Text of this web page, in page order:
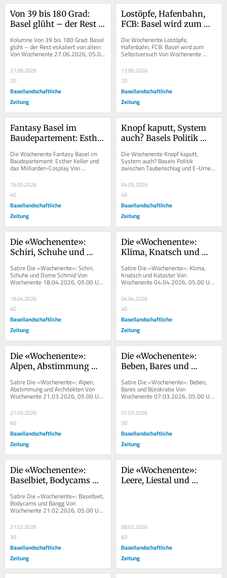
Von 39 bis 180 Grad:
Basel glüht – der Rest
Kolumne Von 39 bis 180 Grad: Basel
glüht – der Rest eskaliert von allein
Von Wochenente 27.06.2026, 05.00
27.06.2026
20
Basellandschaftliche
Zeitung
Lostöpfe, Hafenbahn,
FCB: Basel wird zum
Die Wochenente Lostöpfe,
Hafenbahn, FCB: Basel wird zum
Selbstversuch Von Wochenente
Wochenente...
13.06.2026
20
Basellandschaftliche
Zeitung
Fantasy Basel im
Baudepartement: Esther
Milliarden-Cosplay
Die Wochenente Fantasy Basel im
Baudepartement: Esther Keller und
das Milliarden-Cosplay Von
Wochenente 16.05.2026, 05.00 Uhr
Die...
16.05.2026
40
Basellandschaftliche
Zeitung
Knopf kaputt, System
auch? Basels Politik
und E-Urne
Die Wochenente Knopf kaputt,
System auch? Basels Politik
zwischen Taubenschlag und E-Urne
Von Wochenente 02.05.2026, 05.00
Uhr ...
04.05.2026
40
Basellandschaftliche
Zeitung
Die «Wochenente»:
Schiri, Schuhe und
Satire Die «Wochenente»: Schiri,
Schuhe und Dome Schmid Von
Wochenente 18.04.2026, 05.00 Uhr
Die Wochenente kalauert sich jeden...
18.04.2026
40
Basellandschaftliche
Zeitung
Die «Wochenente»:
Klima, Knatsch und
Satire Die «Wochenente»: Klima,
Knatsch und Kataster Von
Wochenente 04.04.2026, 05.00 Uhr
Die Wochenente kalauert sich jeden...
04.04.2026
40
Basellandschaftliche
Zeitung
Die «Wochenente»:
Alpen, Abstimmung
Satire Die «Wochenente»: Alpen,
Abstimmung und Architekten Von
Wochenente 21.03.2026, 05.00 Uhr
Die Wochenente kalauert sich...
21.03.2026
60
Basellandschaftliche
Zeitung
Die «Wochenente»:
Beben, Bares und
Satire Die «Wochenente»: Beben,
Bares und Bürokratie Von
Wochenente 07.03.2026, 05.00 Uhr
Die Wochenente kalauert sich jeden...
07.03.2026
50
Basellandschaftliche
Zeitung
Die «Wochenente»:
Baselbiet, Bodycams
Satire Die «Wochenente»: Baselbiet,
Bodycams und Bängg Von
Wochenente 21.02.2026, 05.00 Uhr
Die Wochenente kalauert sich jeden...
21.02.2026
30
Basellandschaftliche
Zeitung
Die «Wochenente»:
Leere, Liestal und
08.02.2026
60
Basellandschaftliche
Zeitung